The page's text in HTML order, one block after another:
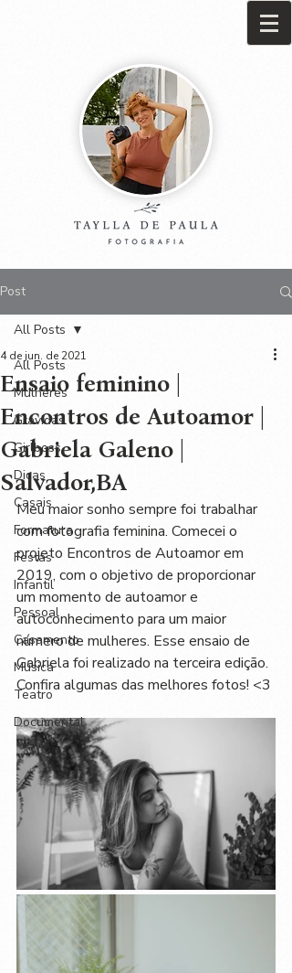
Post
All Posts
Mulheres
Grávidas
Girlboss
Dicas
Casais
Formatura
Festas
Infantil
Pessoal
Casamento
Música
Teatro
Documental
All Posts
Ensaio feminino |
Encontros de Autoamor |
Gabriela Galeno |
Salvador,BA
4 de jun. de 2021
Meu maior sonho sempre foi trabalhar
com fotografia feminina. Comecei o
projeto Encontros de Autoamor em
2019, com o objetivo de proporcionar
um momento de autoamor e
autoconhecimento para um maior
número de mulheres. Esse ensaio de
Gabriela foi realizado na terceira edição.
Confira algumas das melhores fotos! <3